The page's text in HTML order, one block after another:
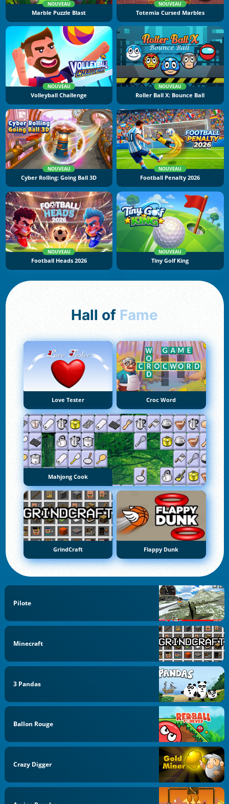
NOUVEAU
Marble Puzzle Blast
NOUVEAU
Totemia Cursed Marbles
NOUVEAU
Volleyball Challenge
NOUVEAU
Roller Ball X: Bounce Ball
NOUVEAU
Cyber Rolling: Going Ball 3D
NOUVEAU
Football Penalty 2026
NOUVEAU
Football Heads 2026
NOUVEAU
Tiny Golf King
Hall of Fame
Love Tester Croc Word
Mahjong Cook
GrindCraft Flappy Dunk
Pilote
Minecraft
3 Pandas
Ballon Rouge
Crazy Digger